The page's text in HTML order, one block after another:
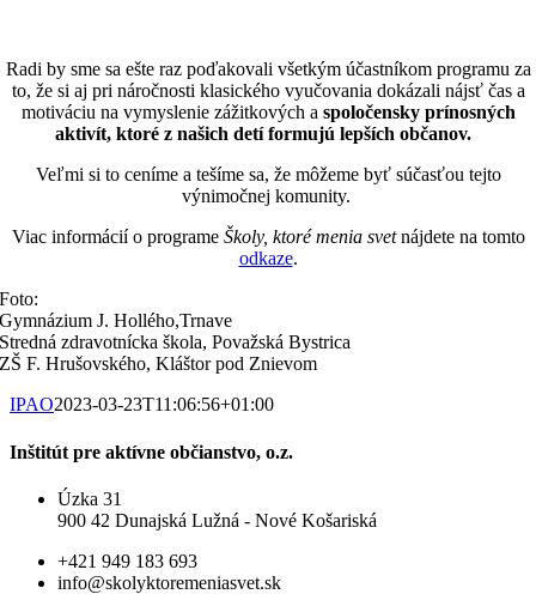
Radi by sme sa ešte raz poďakovali všetkým účastníkom programu za
to, že si aj pri náročnosti klasického vyučovania dokázali nájsť čas a
motiváciu na vymyslenie zážitkových a spoločensky prínosných
aktivít, ktoré z našich detí formujú lepších občanov.
Veľmi si to ceníme a tešíme sa, že môžeme byť súčasťou tejto
výnimočnej komunity.
Viac informácií o programe Školy, ktoré menia svetnájdete na tomto
odkaze.
Foto:
Gymnázium J. Hollého,Trnave
Stredná zdravotnícka škola, Považská Bystrica
ZŠ F. Hrušovského, Kláštor pod Znievom
IPAO2023-03-23T11:06:56+01:00
Inštitút pre aktívne občianstvo, o.z.
Úzka 31
900 42 Dunajská Lužná - Nové Košariská
+421 949 183 693
info@skolyktoremeniasvet.sk